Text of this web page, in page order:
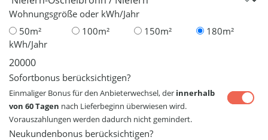
Wohnungsgröße oder kWh/Jahr
50m²
100m² 150m²
180m²
kWh/Jahr
Sofortbonus berücksichtigen?
Einmaliger Bonus für den Anbieterwechsel, der innerhalb
von 60 Tagen nach Lieferbeginn überwiesen wird.
Vorauszahlungen werden dadurch nicht gemindert.
Neukundenbonus berücksichtigen?